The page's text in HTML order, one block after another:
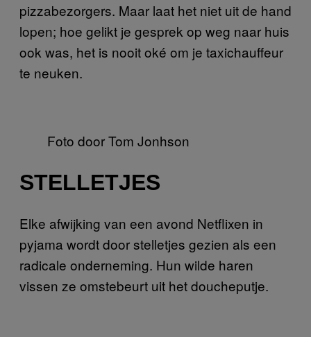
pizzabezorgers. Maar laat het niet uit de hand
lopen; hoe gelikt je gesprek op weg naar huis
ook was, het is nooit oké om je taxichauffeur
te neuken.
Foto door Tom Jonhson
STELLETJES
Elke afwijking van een avond Netflixen in
pyjama wordt door stelletjes gezien als een
radicale onderneming. Hun wilde haren
vissen ze omstebeurt uit het doucheputje.